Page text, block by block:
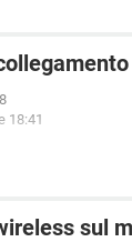
18:41
sul